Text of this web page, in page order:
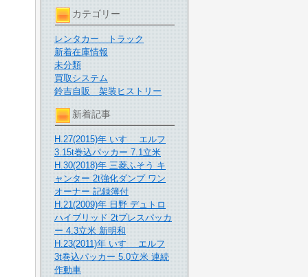
カテゴリー
レンタカー トラック
新着在庫情報
未分類
買取システム
鈴吉自販 架装ヒストリー
新着記事
H.27(2015)年 いすゞ エルフ
3.15t巻込パッカー 7.1立米
H.30(2018)年 三菱ふそう キ
ャンター 2t強化ダンプ ワン
オーナー 記録簿付
H.21(2009)年 日野 デュトロ
ハイブリッド 2tプレスパッカ
ー 4.3立米 新明和
H.23(2011)年 いすゞ エルフ
3t巻込パッカー 5.0立米 連続
作動車